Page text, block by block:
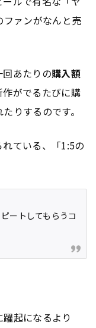
ファンがなんと売
あたりの購入額
がでるたびに購
りするのです。
ている、「1:5の
ートしてもらうコ
起になるより